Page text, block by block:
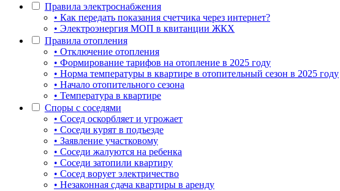
Правила электроснабжения
• Как передать показания счетчика через интернет?
• Электроэнергия МОП в квитанции ЖКХ
Правила отопления
• Отключение отопления
• Формирование тарифов на отопление в 2025 году
• Норма температуры в квартире в отопительный сезон в 2025 году
• Начало отопительного сезона
• Температура в квартире
Споры с соседями
• Сосед оскорбляет и угрожает
• Соседи курят в подъезде
• Заявление участковому
• Соседи жалуются на ребенка
• Соседи затопили квартиру
• Сосед ворует электричество
• Незаконная сдача квартиры в аренду